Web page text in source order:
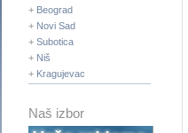
+ Beograd
+ Novi Sad
+ Subotica
+ Niš
+ Kragujevac
Naš izbor